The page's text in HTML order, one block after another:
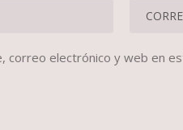
correo electrónico y web en